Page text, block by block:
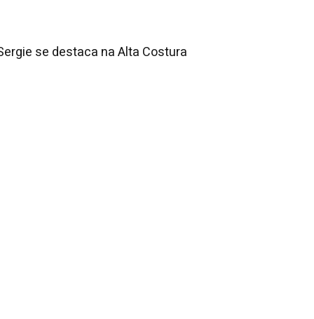
se destaca na Alta Costura